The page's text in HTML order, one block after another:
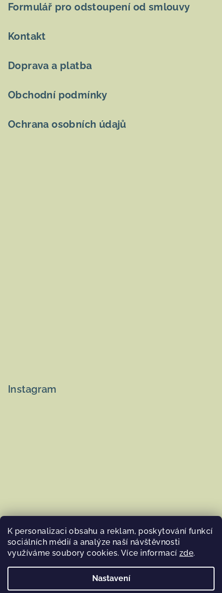
K personalizaci obsahu a reklam, poskytování funkcí
sociálních médií a analýze naší návštěvnosti
využíváme soubory cookies. Více informací zde.
Nastavení
Formulář pro odstoupení od smlouvy
Kontakt
Doprava a platba
Obchodní podmínky
Ochrana osobních údajů
Instagram
Sledovat na Instagramu